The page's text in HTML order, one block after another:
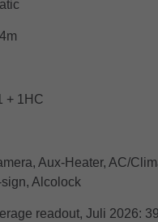
+ 1HC
Aux-Heater, AC/
Alcolock
readout, Juli 2026: